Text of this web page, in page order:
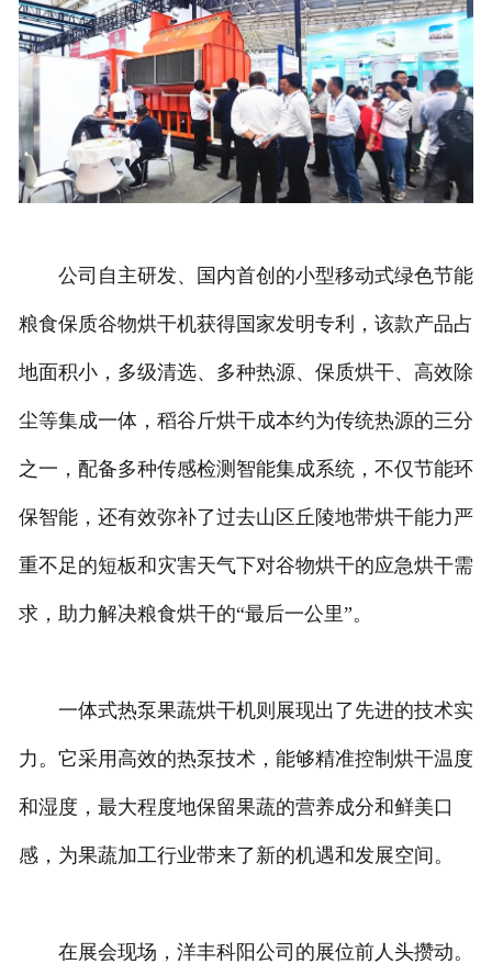
公司自主研发、国内首创的小型移动式绿色节能
粮食保质谷物烘干机获得国家发明专利，该款产品占
地面积小，多级清选、多种热源、保质烘干、高效除
尘等集成一体，稻谷斤烘干成本约为传统热源的三分
之一，配备多种传感检测智能集成系统，不仅节能环
保智能，还有效弥补了过去山区丘陵地带烘干能力严
重不足的短板和灾害天气下对谷物烘干的应急烘干需
求，助力解决粮食烘干的“最后一公里”。
一体式热泵果蔬烘干机则展现出了先进的技术实
力。它采用高效的热泵技术，能够精准控制烘干温度
和湿度，最大程度地保留果蔬的营养成分和鲜美口
感，为果蔬加工行业带来了新的机遇和发展空间。
在展会现场，洋丰科阳公司的展位前人头攒动。